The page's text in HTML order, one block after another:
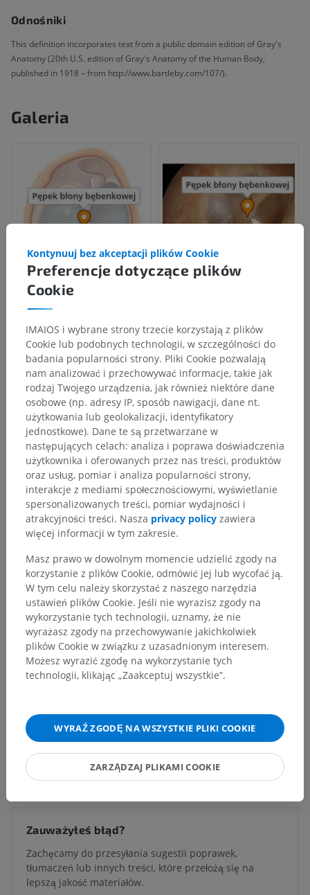
Odnośniki
This definition incorporates text from a public domain edition of Gray's
Anatomy (20th U.S. edition of Gray's Anatomy of the Human Body,
published in 1918 – from http://www.bartleby.com/107/).
Galeria
Hierarchia anatomiczna
Anatomia człowieka 2
Ciało ludzkie> Układy integrujące
Narządy zmysłów
Ucho zewnętrzne
Błona bębenkowa
Pępek błony bębenkowej
Powiązane struktury:Nie istnieją struktury powiązane
z tą częścią ciała
Anatomia człowieka 1
Tłumaczenia
Zauważyłeś błąd?
Zachęcamy do przesyłania sugestii poprawek,
tłumaczeń lub innych treści, które przełożą się na
lepszą jakość materiałów.
Preferencje dotyczące plików
Cookie
Kontynuuj bez akceptacji plików Cookie
IMAIOS i wybrane strony trzecie korzystają z plików
Cookie lub podobnych technologii, w szczególności do
badania popularności strony. Pliki Cookie pozwalają
nam analizować i przechowywać informacje, takie jak
rodzaj Twojego urządzenia, jak również niektóre dane
osobowe (np. adresy IP, sposób nawigacji, dane nt.
użytkowania lub geolokalizacji, identyfikatory
jednostkowe). Dane te są przetwarzane w
następujących celach: analiza i poprawa doświadczenia
użytkownika i oferowanych przez nas treści, produktów
oraz usług, pomiar i analiza popularności strony,
interakcje z mediami społecznościowymi, wyświetlanie
spersonalizowanych treści, pomiar wydajności i
atrakcyjności treści. Nasza privacy policy zawiera
więcej informacji w tym zakresie.
Masz prawo w dowolnym momencie udzielić zgody na
korzystanie z plików Cookie, odmówić jej lub wycofać ją.
W tym celu należy skorzystać z naszego narzędzia
ustawień plików Cookie. Jeśli nie wyrazisz zgody na
wykorzystanie tych technologii, uznamy, że nie
wyrażasz zgody na przechowywanie jakichkolwiek
plików Cookie w związku z uzasadnionym interesem.
Możesz wyrazić zgodę na wykorzystanie tych
technologii, klikając „Zaakceptuj wszystkie”.
WYRAŹ ZGODĘ NA WSZYSTKIE PLIKI COOKIE
ZARZĄDZAJ PLIKAMI COOKIE